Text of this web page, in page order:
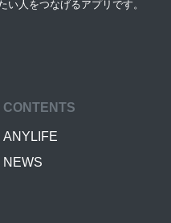
い人をつなげるアプリです。
CONTENTS
ANYLIFE
NEWS